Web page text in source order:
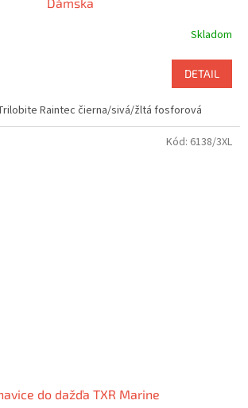
Skladom
DETAIL
Raintec čierna/sivá/žltá fosforová
do dažďa TXR Marine
Kód: 6138/3XL